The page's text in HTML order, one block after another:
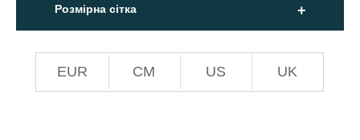
Розмірна сітка
EUR СМ US UK